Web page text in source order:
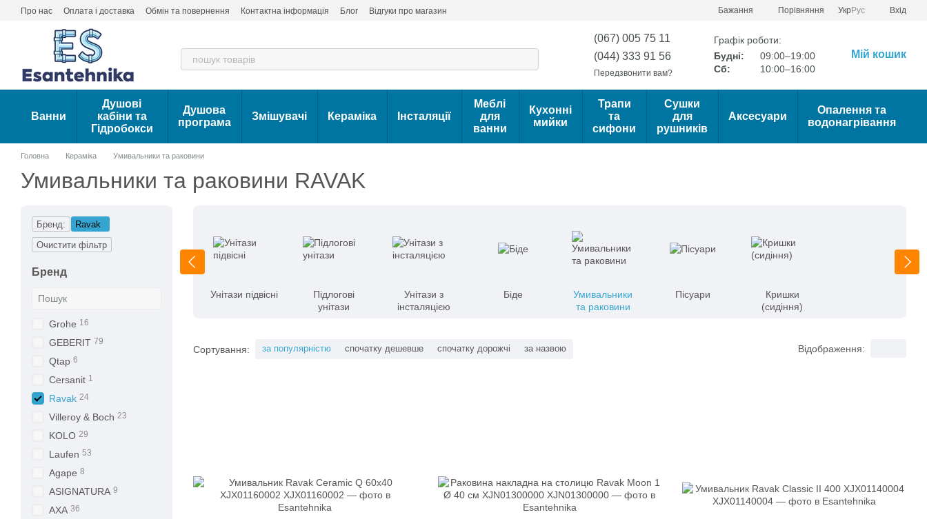
Перейти до основного контенту
Про нас Оплата і доставка Обмін та повернення Контактна інформація Блог Відгуки про магазин Бажання Порівняння УкрРус Вхід
(067) 005 75 11
(044) 333 91 56
Передзвонити вам?
Графік роботи:
Будні:
09:00–19:00
Сб:
10:00–16:00
Мій кошик
Ванни
Душові
кабіни та
Гідробокси
Душова
програма
Змішувачі Кераміка Інсталяції
Меблі
для
ванни
Кухонні
мийки
Трапи
та
сифони
Сушки
для
рушників
Аксесуари
Опалення та
водонагрівання
Головна Кераміка Умивальники та раковини
Умивальники та раковини RAVAK
Унітази підвісні
Підлогові
унітази
Унітази з
інсталяцією
Біде
Умивальники
та раковини
Пісуари
Кришки
(сидіння)
Сортування: за популярністю спочатку дешевше спочатку дорожчі за назвою Відображення:
Бренд:
Ravak
Очистити фільтр
Бренд
Grohe 16
GEBERIT 79
Qtap 6
Cersanit 1
Ravak 24
Villeroy & Boch 23
KOLO 29
Laufen 53
Agape 8
ASIGNATURA 9
AXA 36